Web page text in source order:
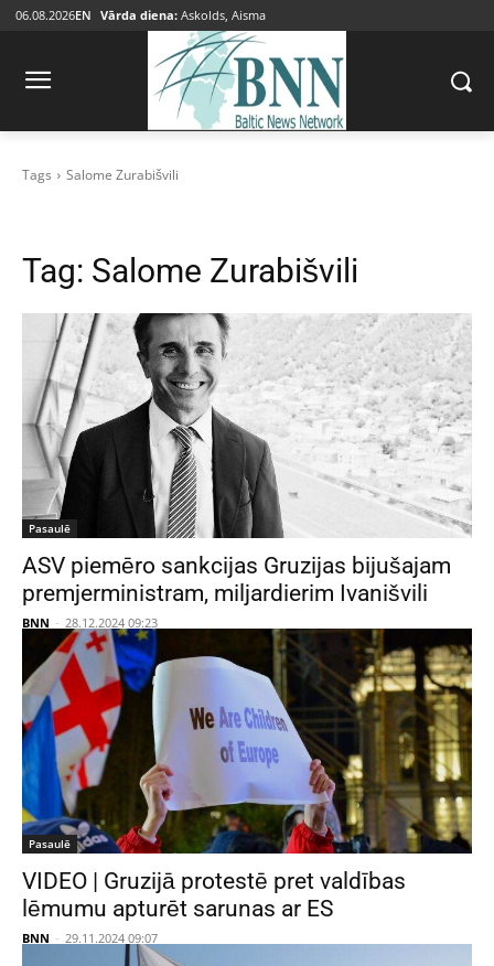
06.08.2026EN Vārda diena: Askolds, Aisma
Tags Salome Zurabišvili
Tag: Salome Zurabišvili
Pasaulē
ASV piemēro sankcijas Gruzijas bijušajam
premjerministram, miljardierim Ivanišvili
BNN - 28.12.2024 09:23
Pasaulē
VIDEO | Gruzijā protestē pret valdības
lēmumu apturēt sarunas ar ES
BNN - 29.11.2024 09:07